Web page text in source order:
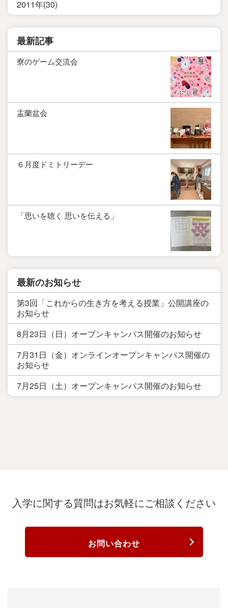
2011年(30)
最新記事
寮のゲーム交流会
盂蘭盆会
６月度ドミトリーデー
「思いを聴く 思いを伝える」
最新のお知らせ
第3回「これからの生き方を考える授業」公開講座の
お知らせ
8月23日（日）オープンキャンパス開催のお知らせ
7月31日（金）オンラインオープンキャンパス開催の
お知らせ
7月25日（土）オープンキャンパス開催のお知らせ
入学に関する質問はお気軽にご相談ください
お問い合わせ